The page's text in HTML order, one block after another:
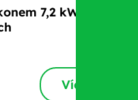
7,2 kWp
Více